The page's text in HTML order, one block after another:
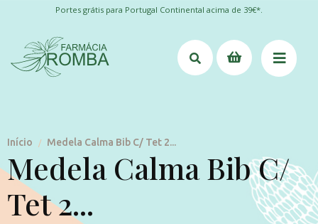
Portes grátis para Portugal Continental acima de 39€*.
Início / Medela Calma Bib C/ Tet 2...
Medela Calma Bib C/
Tet 2...